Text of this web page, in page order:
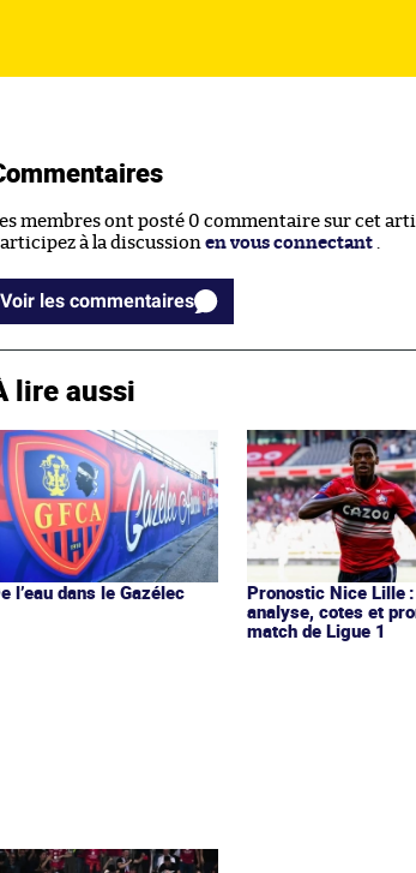
membres ont posté 0 commentaire sur cet
à la discussion en vous connectant
Voir les commentaires
lire aussi
l’eau dans le Gazélec
Pronostic Nice Lille :
analyse, cotes et
match de Ligue 1